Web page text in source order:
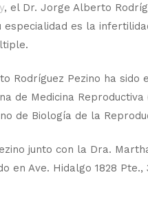
, el Dr. Jorge Alberto
especialidad es la
Rodríguez Pezino ha sido
de Medicina
de Biología de la
junto con la Dra.
en Ave. Hidalgo 1828